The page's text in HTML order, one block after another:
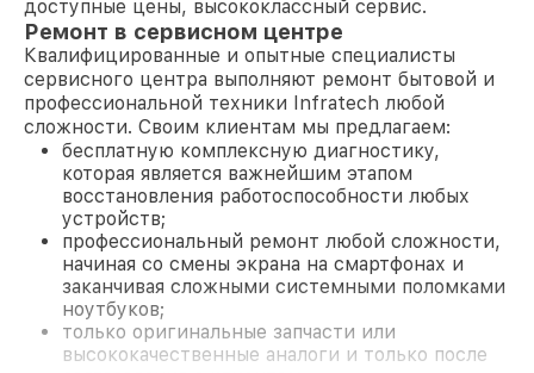
доступные цены, высококлассный сервис.
Ремонт в сервисном центре
Квалифицированные и опытные специалисты
сервисного центра выполняют ремонт бытовой и
профессиональной техники Infratech любой
сложности. Своим клиентам мы предлагаем:
бесплатную комплексную диагностику,
которая является важнейшим этапом
восстановления работоспособности любых
устройств;
профессиональный ремонт любой сложности,
начиная со смены экрана на смартфонах и
заканчивая сложными системными поломками
ноутбуков;
только оригинальные запчасти или
высококачественные аналоги и только после